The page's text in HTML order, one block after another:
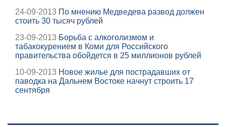
24-09-2013 По мнению Медведева развод должен
стоить 30 тысяч рублей
23-09-2013 Борьба с алкоголизмом и
табакокурением в Коми для Российского
правительства обойдется в 25 миллионов рублей
10-09-2013 Новое жилье для пострадавших от
паводка на Дальнем Востоке начнут строить 17
сентября